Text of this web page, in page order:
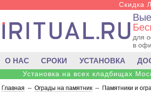
Скидка
для
в
О НАС СРОКИ УСТАНОВКА
Установка на всех кладбищах
Главная -- Ограды на памятник -- Памятники и